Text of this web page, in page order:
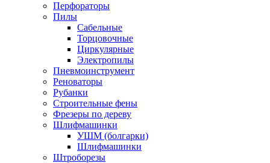
Перфораторы
Пилы
Сабельные
Торцовочные
Циркулярные
Электропилы
Пневмоинструмент
Реноваторы
Рубанки
Строительные фены
Фрезеры по дереву
Шлифмашинки
УШМ (болгарки)
Шлифмашинки
Штроборезы